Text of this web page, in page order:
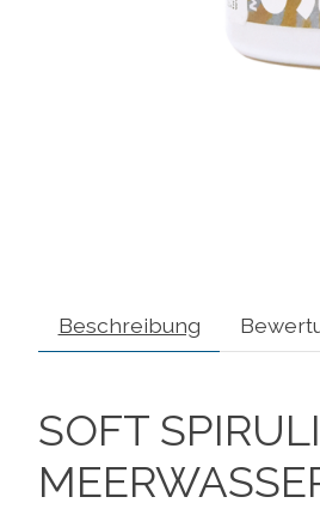
Beschreibung
SOFT